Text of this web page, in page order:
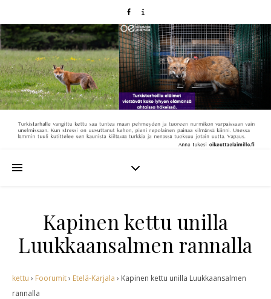
Kapinen kettu unilla
Luukkaansalmen rannalla
kettu › Foorumit› Etelä-Karjala › Kapinen kettu unilla Luukkaansalmen
rannalla